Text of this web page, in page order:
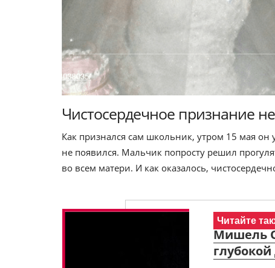
Чистосердечное признание
Как признался сам школьник, утром 15 мая
не появился. Мальчик попросту решил
во всем матери. И как оказалось,
Читайте
Мишель